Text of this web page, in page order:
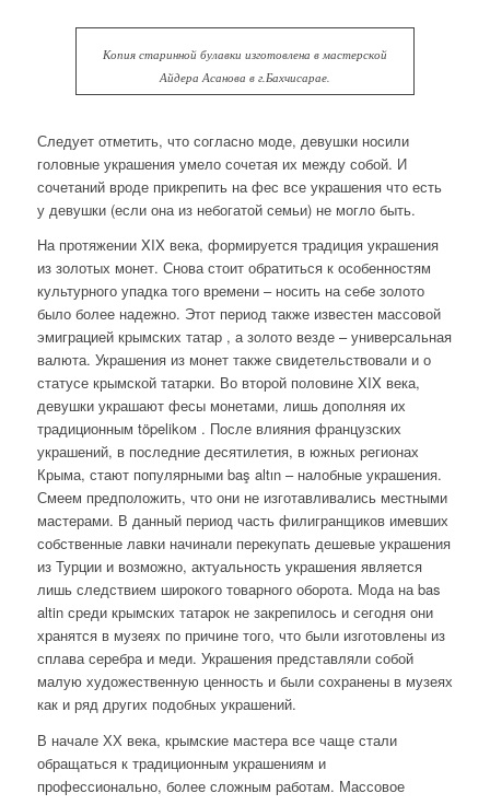
Копия старинной булавки изготовлена в мастерской
Айдера Асанова в г.Бахчисарае.
Следует отметить, что согласно моде, девушки носили
головные украшения умело сочетая их между собой. И
сочетаний вроде прикрепить на фес все украшения что есть
у девушки (если она из небогатой семьи) не могло быть.
На протяжении XIX века, формируется традиция украшения
из золотых монет. Снова стоит обратиться к особенностям
культурного упадка того времени – носить на себе золото
было более надежно. Этот период также известен массовой
эмиграцией крымских татар , а золото везде – универсальная
валюта. Украшения из монет также свидетельствовали и о
статусе крымской татарки. Во второй половине XIX века,
девушки украшают фесы монетами, лишь дополняя их
традиционным töpelikом . После влияния французских
украшений, в последние десятилетия, в южных регионах
Крыма, стают популярными baş altın – налобные украшения.
Смеем предположить, что они не изготавливались местными
мастерами. В данный период часть филигранщиков имевших
собственные лавки начинали перекупать дешевые украшения
из Турции и возможно, актуальность украшения является
лишь следствием широкого товарного оборота. Мода на bas
altin среди крымских татарок не закрепилось и сегодня они
хранятся в музеях по причине того, что были изготовлены из
сплава серебра и меди. Украшения представляли собой
малую художественную ценность и были сохранены в музеях
как и ряд других подобных украшений.
В начале ХХ века, крымские мастера все чаще стали
обращаться к традиционным украшениям и
профессионально, более сложным работам. Массовое